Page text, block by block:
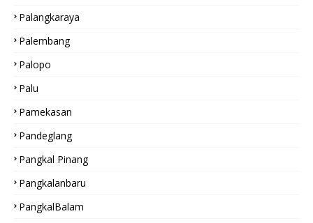
Palangkaraya
Palembang
Palopo
Palu
Pamekasan
Pandeglang
Pangkal Pinang
Pangkalanbaru
PangkalBalam